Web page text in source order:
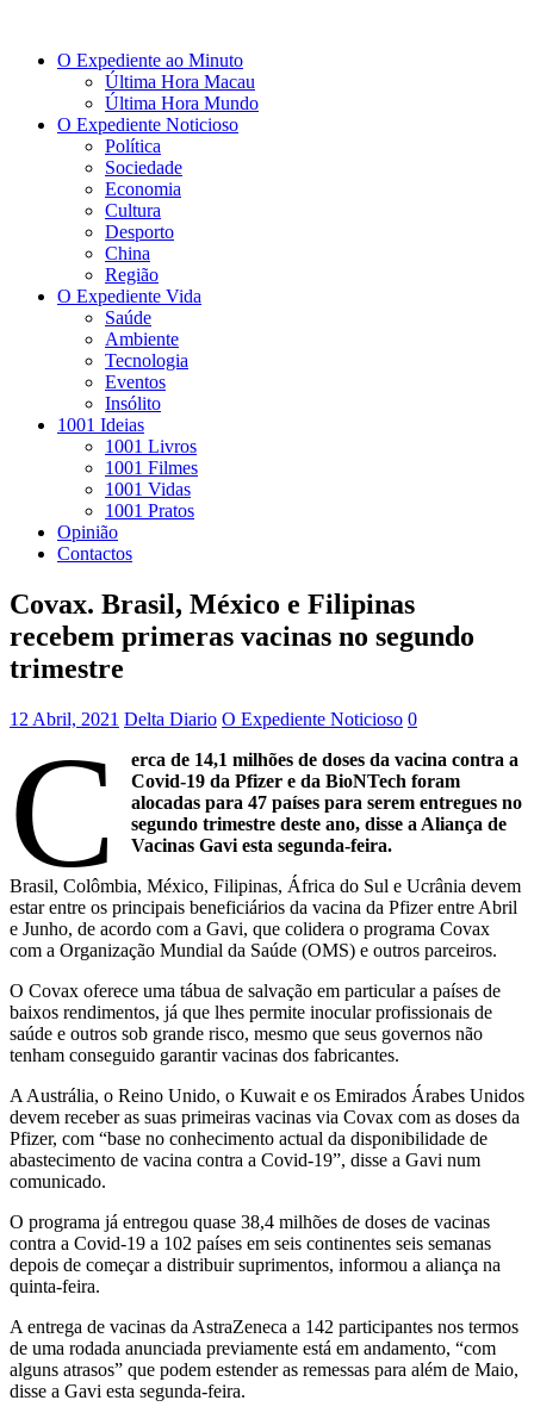
O Expediente ao Minuto
Última Hora Macau
Última Hora Mundo
O Expediente Noticioso
Política
Sociedade
Economia
Cultura
Desporto
China
Região
O Expediente Vida
Saúde
Ambiente
Tecnologia
Eventos
Insólito
1001 Ideias
1001 Livros
1001 Filmes
1001 Vidas
1001 Pratos
Opinião
Contactos
Covax. Brasil, México e Filipinas
recebem primeras vacinas no segundo
trimestre
12 Abril, 2021 Delta Diario O Expediente Noticioso 0
C
erca de 14,1 milhões de doses da vacina contra a
Covid-19 da Pfizer e da BioNTech foram
alocadas para 47 países para serem entregues no
segundo trimestre deste ano, disse a Aliança de
Vacinas Gavi esta segunda-feira.
Brasil, Colômbia, México, Filipinas, África do Sul e Ucrânia devem
estar entre os principais beneficiários da vacina da Pfizer entre Abril
e Junho, de acordo com a Gavi, que colidera o programa Covax
com a Organização Mundial da Saúde (OMS) e outros parceiros.
O Covax oferece uma tábua de salvação em particular a países de
baixos rendimentos, já que lhes permite inocular profissionais de
saúde e outros sob grande risco, mesmo que seus governos não
tenham conseguido garantir vacinas dos fabricantes.
A Austrália, o Reino Unido, o Kuwait e os Emirados Árabes Unidos
devem receber as suas primeiras vacinas via Covax com as doses da
Pfizer, com “base no conhecimento actual da disponibilidade de
abastecimento de vacina contra a Covid-19”, disse a Gavi num
comunicado.
O programa já entregou quase 38,4 milhões de doses de vacinas
contra a Covid-19 a 102 países em seis continentes seis semanas
depois de começar a distribuir suprimentos, informou a aliança na
quinta-feira.
A entrega de vacinas da AstraZeneca a 142 participantes nos termos
de uma rodada anunciada previamente está em andamento, “com
alguns atrasos” que podem estender as remessas para além de Maio,
disse a Gavi esta segunda-feira.